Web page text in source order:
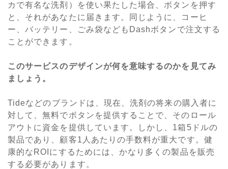
カで有名な洗剤）を使い果たした場合、ボタンを押す
と、それがあなたに届きます。同じように、コーヒ
ー、バッテリー、ごみ袋などもDashボタンで注文する
ことができます。
このサービスのデザインが何を意味するのかを見てみ
ましょう。
Tideなどのブランドは、現在、洗剤の将来の購入者に
対して、無料でボタンを提供することで、そのロール
アウトに資金を提供しています。しかし、1箱5ドルの
製品であり、顧客1人あたりの手数料が重大です。健
康的なROIにするためには、かなり多くの製品を販売
する必要があります。